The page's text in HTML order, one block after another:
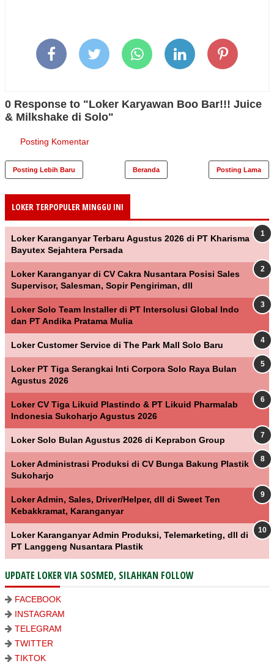
0 Response to "Loker Karyawan Boo Bar!!! Juice
& Milkshake di Solo"
Posting Komentar
Posting Lebih Baru Posting Lama
Beranda
LOKER TERPOPULER MINGGU INI
Loker Karanganyar Terbaru Agustus 2026 di PT Kharisma
Bayutex Sejahtera Persada
Loker Karanganyar di CV Cakra Nusantara Posisi Sales
Supervisor, Salesman, Sopir Pengiriman, dll
Loker Solo Team Installer di PT Intersolusi Global Indo
dan PT Andika Pratama Mulia
Loker Customer Service di The Park Mall Solo Baru
Loker PT Tiga Serangkai Inti Corpora Solo Raya Bulan
Agustus 2026
Loker CV Tiga Likuid Plastindo & PT Likuid Pharmalab
Indonesia Sukoharjo Agustus 2026
Loker Solo Bulan Agustus 2026 di Keprabon Group
Loker Administrasi Produksi di CV Bunga Bakung Plastik
Sukoharjo
Loker Admin, Sales, Driver/Helper, dll di Sweet Ten
Kebakkramat, Karanganyar
Loker Karanganyar Admin Produksi, Telemarketing, dll di
PT Langgeng Nusantara Plastik
UPDATE LOKER VIA SOSMED, SILAHKAN FOLLOW
FACEBOOK
INSTAGRAM
TELEGRAM
TWITTER
TIKTOK